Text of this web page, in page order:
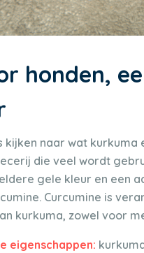
honden,
kijken naar wat kurkuma
die veel wordt
gele kleur en een
Curcumine is
kurkuma, zowel voor
eigenschappen: